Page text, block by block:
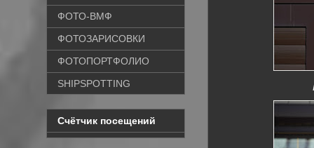
ФОТО-ВМФ
ФОТОЗАРИСОВКИ
ФОТОПОРТФОЛИО
SHIPSPOTTING
Счётчик посещений